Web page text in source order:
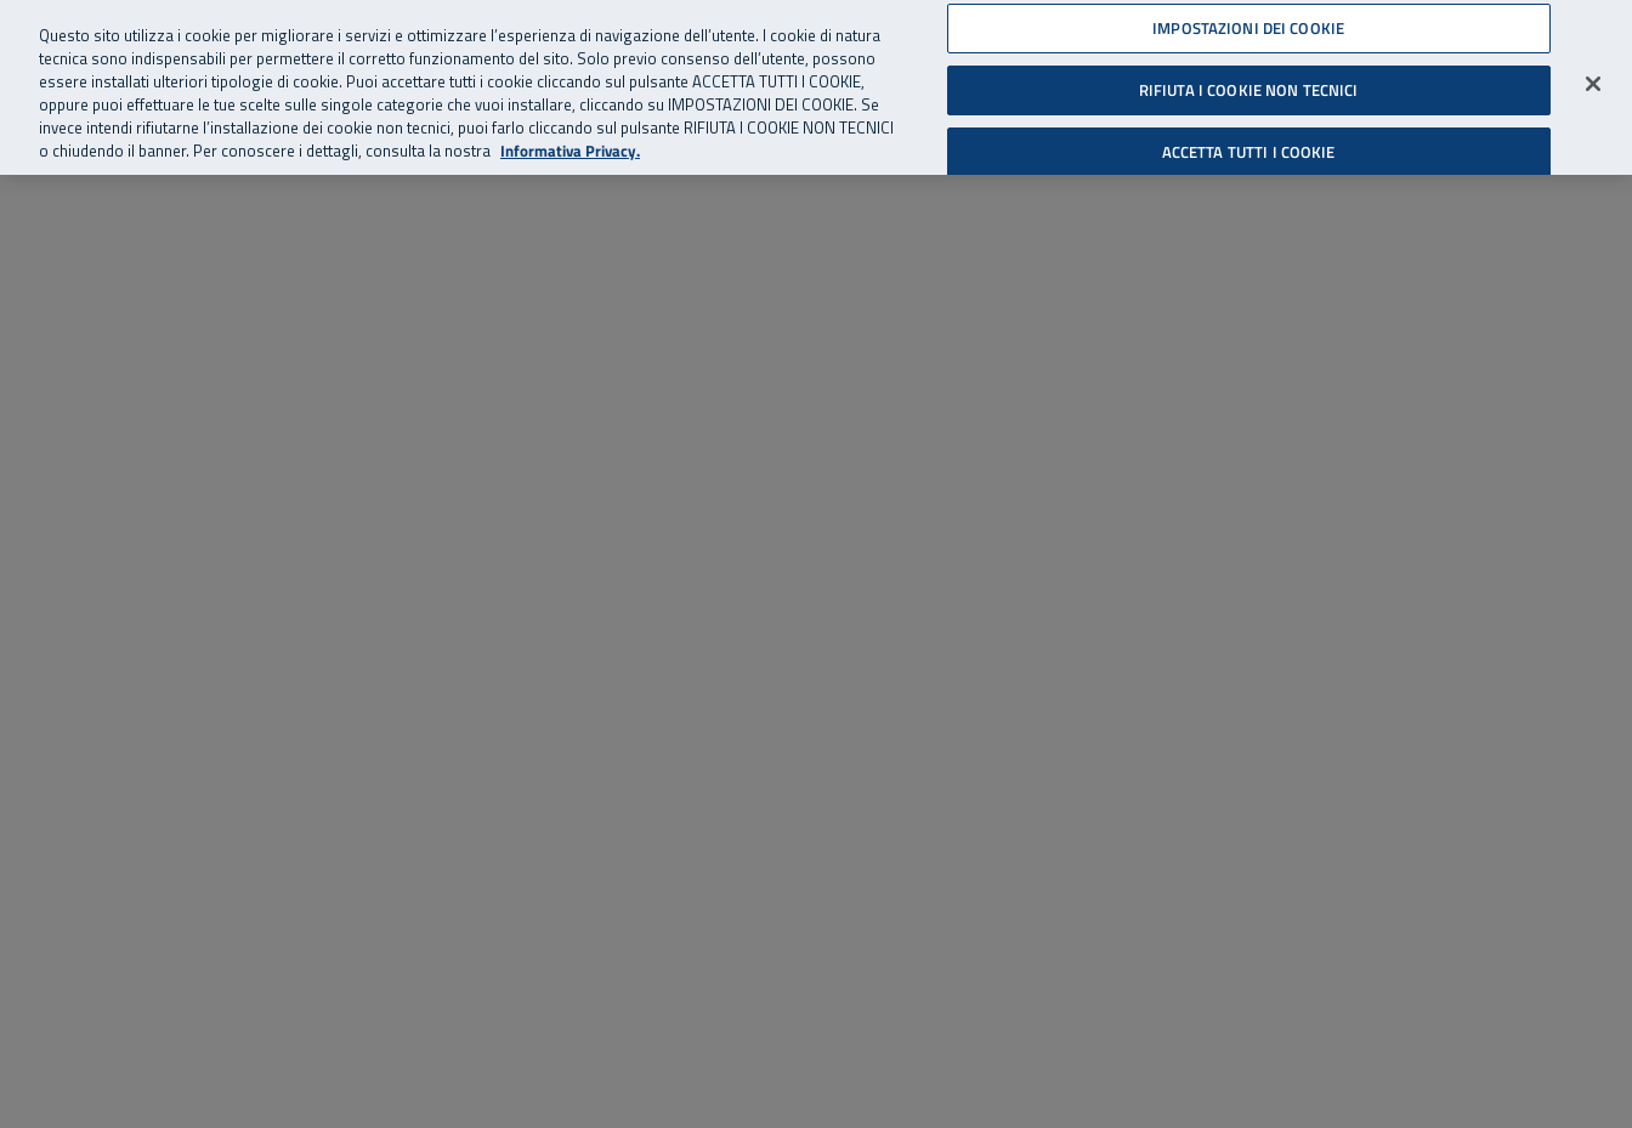
Vai al menu principale
Vai al contenuto principale
Vai al Footer 06 45539607
SuperAbile - il Contact Center Inail per il mondo della disabilità
Home Chi siamo Storie, news ed eventi Risorse utili Supporto Accessibilità
Cerca
Accedi all'area riservata
Questo sito utilizza i cookie per migliorare i servizi e ottimizzare l’esperienza di navigazione dell’utente. I cookie di natura
tecnica sono indispensabili per permettere il corretto funzionamento del sito. Solo previo consenso dell’utente, possono
essere installati ulteriori tipologie di cookie. Puoi accettare tutti i cookie cliccando sul pulsante ACCETTA TUTTI I COOKIE,
oppure puoi effettuare le tue scelte sulle singole categorie che vuoi installare, cliccando su IMPOSTAZIONI DEI COOKIE. Se
invece intendi rifiutarne l’installazione dei cookie non tecnici, puoi farlo cliccando sul pulsante RIFIUTA I COOKIE NON TECNICI
o chiudendo il banner. Per conoscere i dettagli, consulta la nostra Informativa Privacy.
IMPOSTAZIONI DEI COOKIE
RIFIUTA I COOKIE NON TECNICI
ACCETTA TUTTI I COOKIE